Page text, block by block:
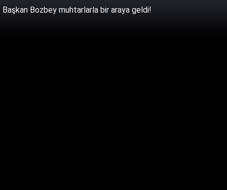
Başkan Bozbey muhtarlarla bir araya geldi!